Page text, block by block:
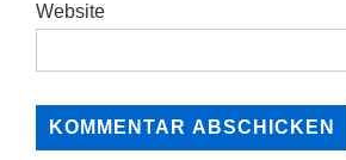
Website